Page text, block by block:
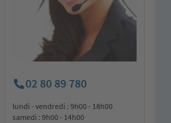
02 80 89 780
lundi - vendredi : 9h00 - 18h00
samedi : 9h00 - 14h00